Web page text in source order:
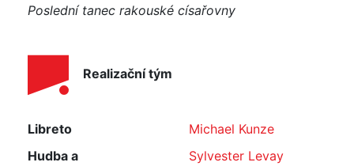
Poslední tanec rakouské císařovny
Realizační tým
Libreto
Michael Kunze
Hudba a
Sylvester Levay